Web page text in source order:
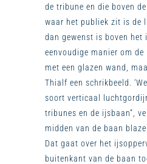
de tribune en die boven
waar het publiek zit is de
dan gewenst is boven het
eenvoudige manier om
met een glazen wand,
Thialf een schrikbeeld.
soort verticaal
tribunes en de ijsbaan”,
midden van de baan
Dat gaat over het
buitenkant van de baan